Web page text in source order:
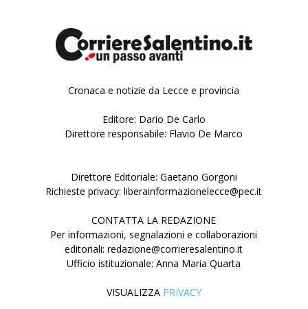
Cronaca e notizie da Lecce e provincia
Editore: Dario De Carlo
Direttore responsabile: Flavio De Marco
Direttore Editoriale: Gaetano Gorgoni
Richieste privacy: liberainformazionelecce@pec.it
CONTATTA LA REDAZIONE
Per informazioni, segnalazioni e collaborazioni
editoriali: redazione@corrieresalentino.it
Ufficio istituzionale: Anna Maria Quarta
VISUALIZZA PRIVACY